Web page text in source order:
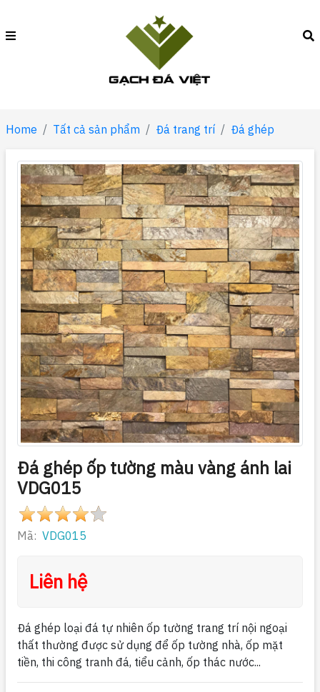
Home Tất cả sản phẩm Đá trang trí Đá ghép
Đá ghép ốp tường màu vàng ánh lai
VDG015
Mã: VDG015
Liên hệ
Đá ghép loại đá tự nhiên ốp tường trang trí nội ngoại
thất thường được sử dụng để ốp tường nhà, ốp mặt
tiền, thi công tranh đá, tiểu cảnh, ốp thác nước...